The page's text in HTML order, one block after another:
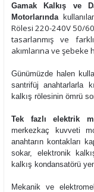
Gamak Kalkış ve
Motorlarında
Rölesi 220-240V 50/
tasarlanmış ve
akımlarına ve
Günümüzde halen
santrifüj anahtarlarla
kalkış rölesinin ömrü
Tek fazlı elektrik
merkezkaç kuvveti
anahtarın kontakları
sokar, elektronik
kalkış kondansatörü
Mekanik ve